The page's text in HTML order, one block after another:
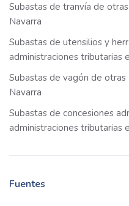
Subastas de tranvía de
Navarra
Subastas de utensilios y
administraciones tributarias
Subastas de vagón de
Navarra
Subastas de concesiones
administraciones tributarias
Fuentes